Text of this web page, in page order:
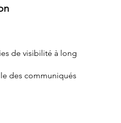
de visibilité à long
des communiqués